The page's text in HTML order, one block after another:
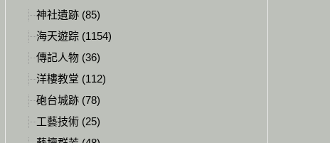
神社遺跡 (85)
海天遊踪 (1154)
傳記人物 (36)
洋樓教堂 (112)
砲台城跡 (78)
工藝技術 (25)